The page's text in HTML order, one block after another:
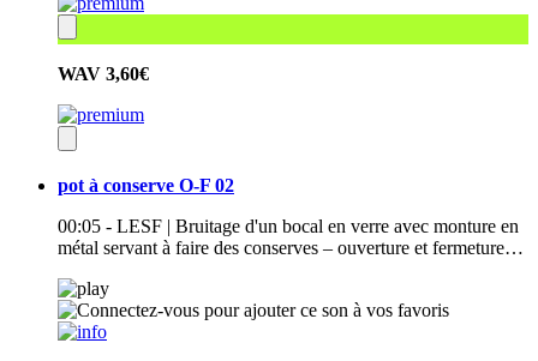
WAV 3,60€
pot à conserve O-F 02
00:05 - LESF | Bruitage d'un bocal en verre avec monture en
métal servant à faire des conserves – ouverture et fermeture…